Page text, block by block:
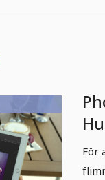
För